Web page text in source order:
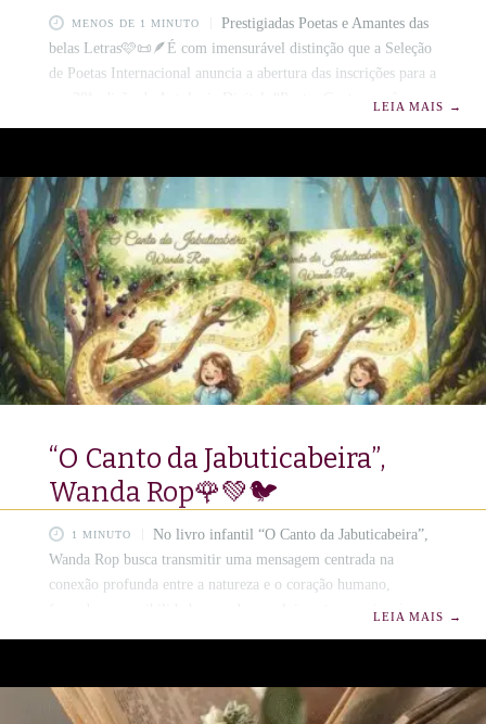
MENOS DE 1 MINUTO
Prestigiadas Poetas e Amantes das
belas Letras🩷📜🪶É com imensurável distinção que a Seleção
de Poetas Internacional anuncia a abertura das inscrições para a
sua 28ª edição da Antologia Digital: “Poetas Contemporâneas
expressivas da atualidade, perpetuando o talento e a
sensibilidade em páginas de puro lirismo.📚💌 ​Convidamos
você a integrar esta seleta antologia, onde a palavra escrita
transcende fronteiras e se torna
LEIA MAIS →
“O Canto da Jabuticabeira”,
Wanda Rop🌹💚🐦
1 MINUTO
No livro infantil “O Canto da Jabuticabeira”,
Wanda Rop busca transmitir uma mensagem centrada na
conexão profunda entre a natureza e o coração humano,
focando na sensibilidade e no desenvolvimento emocional
e Delicadeza: A narrativa utiliza a figura da jabuticabeira para
ensinar as crianças a olharem para o mundo com mais ternura e
LEIA MAIS →